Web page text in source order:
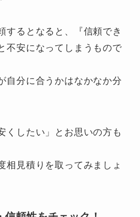
するとなると、『信頼でき
安になってしまうもので
自分に合うかはなかなか分
くしたい」とお思いの方も
相見積りを取ってみましょ